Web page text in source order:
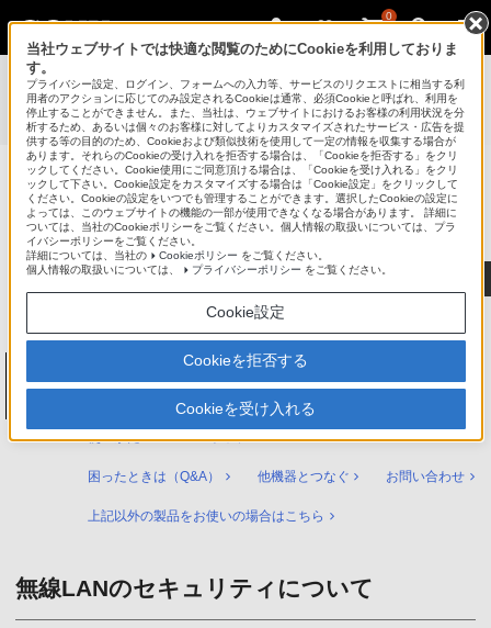
0
使いかたマニュアル（取扱説明 Web版）
BDZ-ZT3500 / BDZ-ZT2500 / BDZ-ZT1500 / BDZ-ZW2500 /
BDZ-ZW1500 / BDZ-ZW550 使いかたマニュアル
ブルーレイディスク/DVDレコーダー
サポート・お問い合わせ
ブルーレイディスク/DVDレコーダー
BDZ-ZT3500 / BDZ-ZT2500 / BDZ-ZT1500 /
BDZ-ZW2500 / BDZ-ZW1500 / BDZ-ZW550
使いかたマニュアル トップ
困ったときは（Q&A） 他機器とつなぐ お問い合わせ
上記以外の製品をお使いの場合はこちら
無線LANのセキュリティについて
当社ウェブサイトでは快適な閲覧のためにCookieを利用しておりま
す。
プライバシー設定、ログイン、フォームへの入力等、サービスのリクエストに相当する利
用者のアクションに応じてのみ設定されるCookieは通常、必須Cookieと呼ばれ、利用を
停止することができません。また、当社は、ウェブサイトにおけるお客様の利用状況を分
析するため、あるいは個々のお客様に対してよりカスタマイズされたサービス・広告を提
供する等の目的のため、Cookieおよび類似技術を使用して一定の情報を収集する場合が
あります。それらのCookieの受け入れを拒否する場合は、「Cookieを拒否する」をクリ
ックしてください。Cookie使用にご同意頂ける場合は、「Cookieを受け入れる」をクリ
ックして下さい。Cookie設定をカスタマイズする場合は「Cookie設定」をクリックして
ください。Cookieの設定をいつでも管理することができます。選択したCookieの設定に
よっては、このウェブサイトの機能の一部が使用できなくなる場合があります。 詳細に
ついては、当社のCookieポリシーをご覧ください。個人情報の取扱いについては、プラ
イバシーポリシーをご覧ください。
詳細については、当社の
Cookieポリシー をご覧ください。
個人情報の取扱いについては、
プライバシーポリシー をご覧ください。
Cookie設定
Cookieを拒否する
Cookieを受け入れる